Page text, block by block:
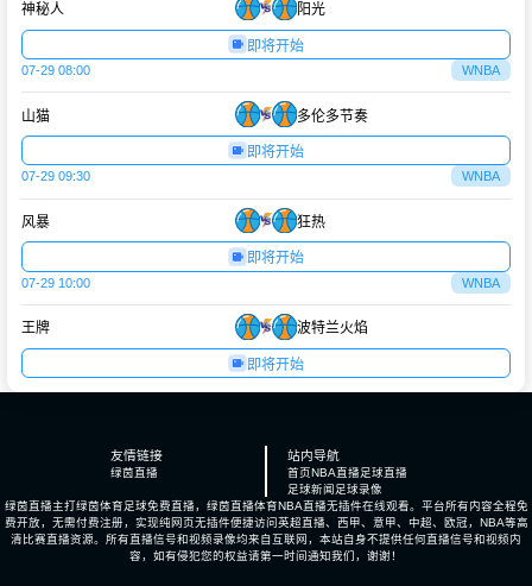
神秘人 阳光
即将开始
07-29 08:00 WNBA
山猫 多伦多节奏
即将开始
07-29 09:30 WNBA
风暴 狂热
即将开始
07-29 10:00 WNBA
王牌 波特兰火焰
即将开始
友情链接
绿茵直播
站内导航
首页NBA直播足球直播
足球新闻足球录像
绿茵直播主打绿茵体育足球免费直播，绿茵直播体育NBA直播无插件在线观看。平台所有内容全程免
费开放，无需付费注册，实现纯网页无插件便捷访问英超直播、西甲、意甲、中超、欧冠，NBA等高
清比赛直播资源。所有直播信号和视频录像均来自互联网，本站自身不提供任何直播信号和视频内
容，如有侵犯您的权益请第一时间通知我们，谢谢！